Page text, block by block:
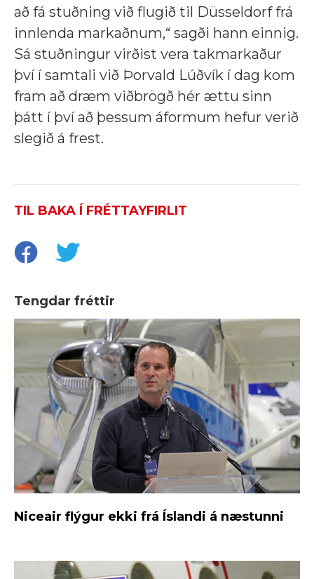
að fá stuðning við flugið til Düsseldorf frá
innlenda markaðnum,“ sagði hann einnig.
Sá stuðningur virðist vera takmarkaður
því í samtali við Þorvald Lúðvík í dag kom
fram að dræm viðbrögð hér ættu sinn
þátt í því að þessum áformum hefur verið
slegið á frest.
TIL BAKA Í FRÉTTAYFIRLIT
Tengdar fréttir
Niceair flýgur ekki frá Íslandi á næstunni